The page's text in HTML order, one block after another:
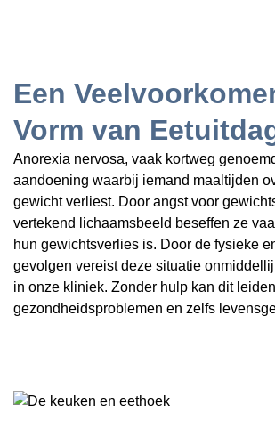
Een
Vorm van
Anorexia nervosa, vaak kortweg
aandoening waarbij iemand maaltijden
gewicht verliest. Door angst voor
vertekend lichaamsbeeld beseffen ze
hun gewichtsverlies is. Door de fysieke
gevolgen vereist deze situatie
in onze kliniek. Zonder hulp kan dit
gezondheidsproblemen en zelfs